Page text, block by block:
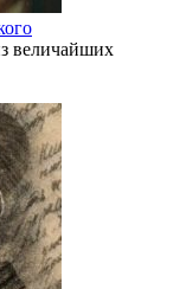
величайших